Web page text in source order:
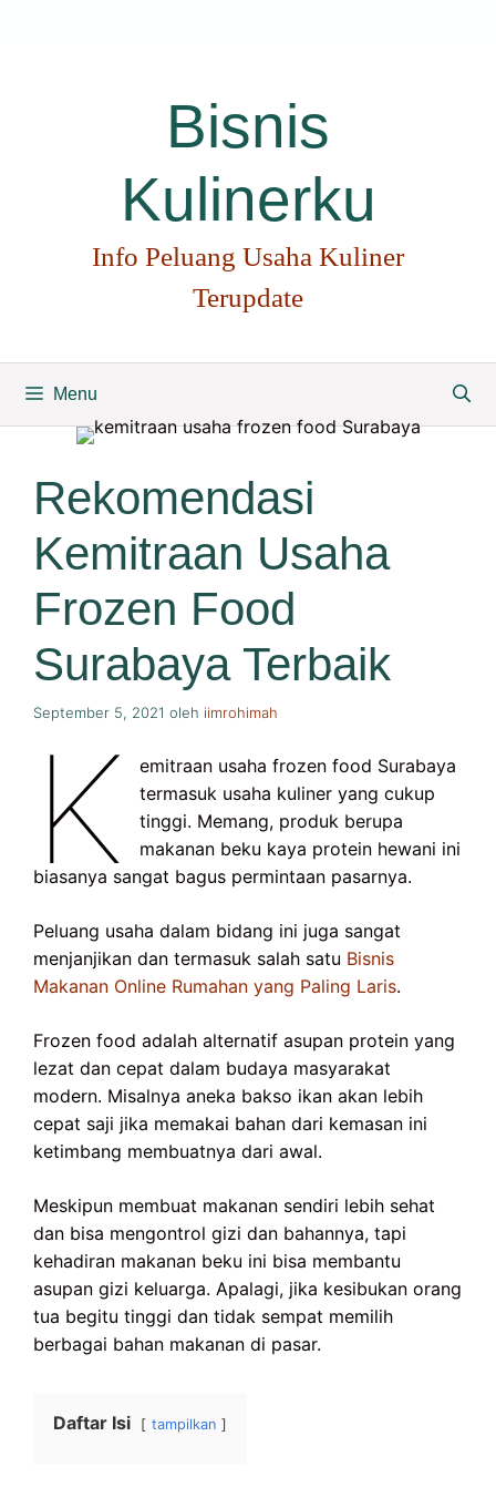
Bisnis
Kulinerku
Info Peluang Usaha Kuliner
Terupdate
Menu
Rekomendasi
Kemitraan Usaha
Frozen Food
Surabaya Terbaik
September 5, 2021 oleh iimrohimah
K
emitraan usaha frozen food Surabaya
termasuk usaha kuliner yang cukup
tinggi. Memang, produk berupa
makanan beku kaya protein hewani ini
biasanya sangat bagus permintaan pasarnya.
Peluang usaha dalam bidang ini juga sangat
menjanjikan dan termasuk salah satu Bisnis
Makanan Online Rumahan yang Paling Laris.
Frozen food adalah alternatif asupan protein yang
lezat dan cepat dalam budaya masyarakat
modern. Misalnya aneka bakso ikan akan lebih
cepat saji jika memakai bahan dari kemasan ini
ketimbang membuatnya dari awal.
Meskipun membuat makanan sendiri lebih sehat
dan bisa mengontrol gizi dan bahannya, tapi
kehadiran makanan beku ini bisa membantu
asupan gizi keluarga. Apalagi, jika kesibukan orang
tua begitu tinggi dan tidak sempat memilih
berbagai bahan makanan di pasar.
Daftar Isi tampilkan